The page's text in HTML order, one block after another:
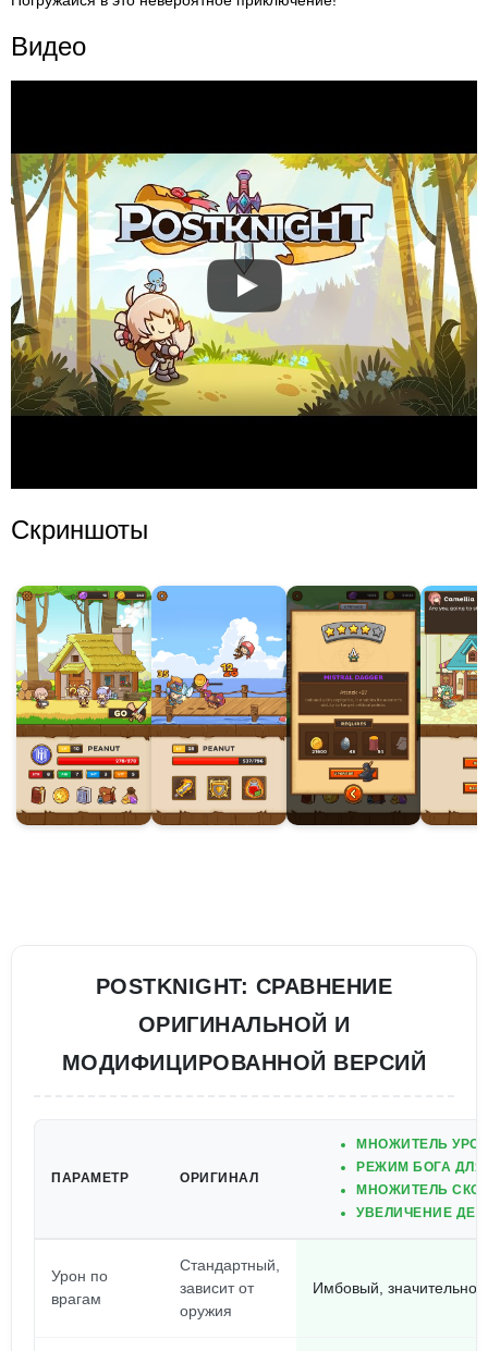
Видео
Скриншоты
POSTKNIGHT: СРАВНЕНИЕ
ОРИГИНАЛЬНОЙ И
МОДИФИЦИРОВАННОЙ ВЕРСИЙ
ПАРАМЕТР ОРИГИНАЛ
МНОЖИТЕЛЬ
РЕЖИМ БОГА
МНОЖИТЕЛЬ
УВЕЛИЧЕНИЕ
Урон по
врагам
Стандартный,
зависит от
оружия
Имбовый, значительно